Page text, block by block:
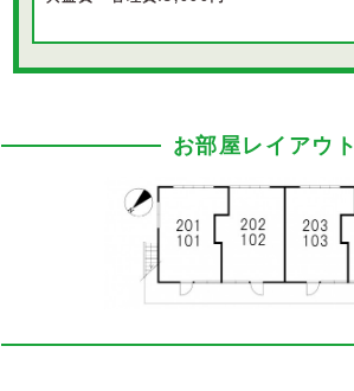
お部屋レイアウト